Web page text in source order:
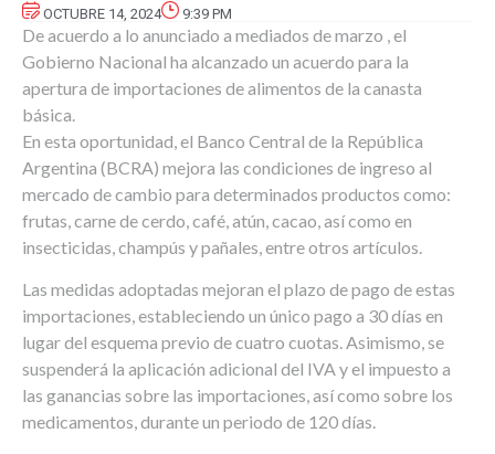
OCTUBRE 14, 2024 9:39 PM
De acuerdo a lo anunciado a mediados de marzo , el
Gobierno Nacional ha alcanzado un acuerdo para la
apertura de importaciones de alimentos de la canasta
básica.
En esta oportunidad, el Banco Central de la República
Argentina (BCRA) mejora las condiciones de ingreso al
mercado de cambio para determinados productos como:
frutas, carne de cerdo, café, atún, cacao, así como en
insecticidas, champús y pañales, entre otros artículos.
Las medidas adoptadas mejoran el plazo de pago de estas
importaciones, estableciendo un único pago a 30 días en
lugar del esquema previo de cuatro cuotas. Asimismo, se
suspenderá la aplicación adicional del IVA y el impuesto a
las ganancias sobre las importaciones, así como sobre los
medicamentos, durante un periodo de 120 días.